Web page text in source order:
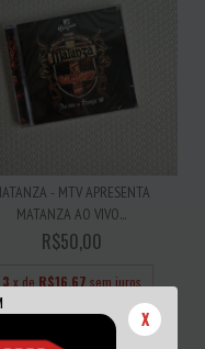
X
- MTV APRESENTA
MATANZA AO VIVO...
R$50,00
3 x de R$16,67 sem juros